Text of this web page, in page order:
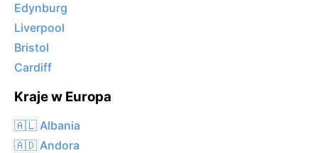
Edynburg
Liverpool
Bristol
Cardiff
Kraje w Europa
🇦🇱 Albania
🇦🇩 Andora